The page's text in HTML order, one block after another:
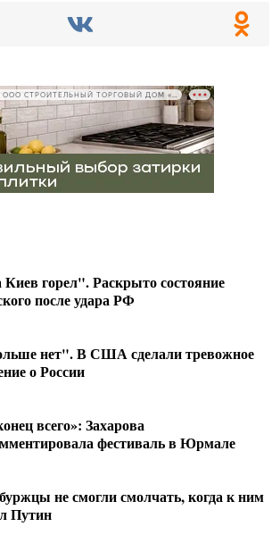
РЕКЛАМА • ООО СТРОИТЕЛЬНЫЙ ТОРГОВЫЙ ДОМ «ПЕТРОВИЧ», ИНН 7802348846
горел". Раскрыто состояние
после удара РФ
нет". В США сделали тревожное
о России
всего»: Захарова
фестиваль в Юрмале
не смогли смолчать, когда к ним
Путин